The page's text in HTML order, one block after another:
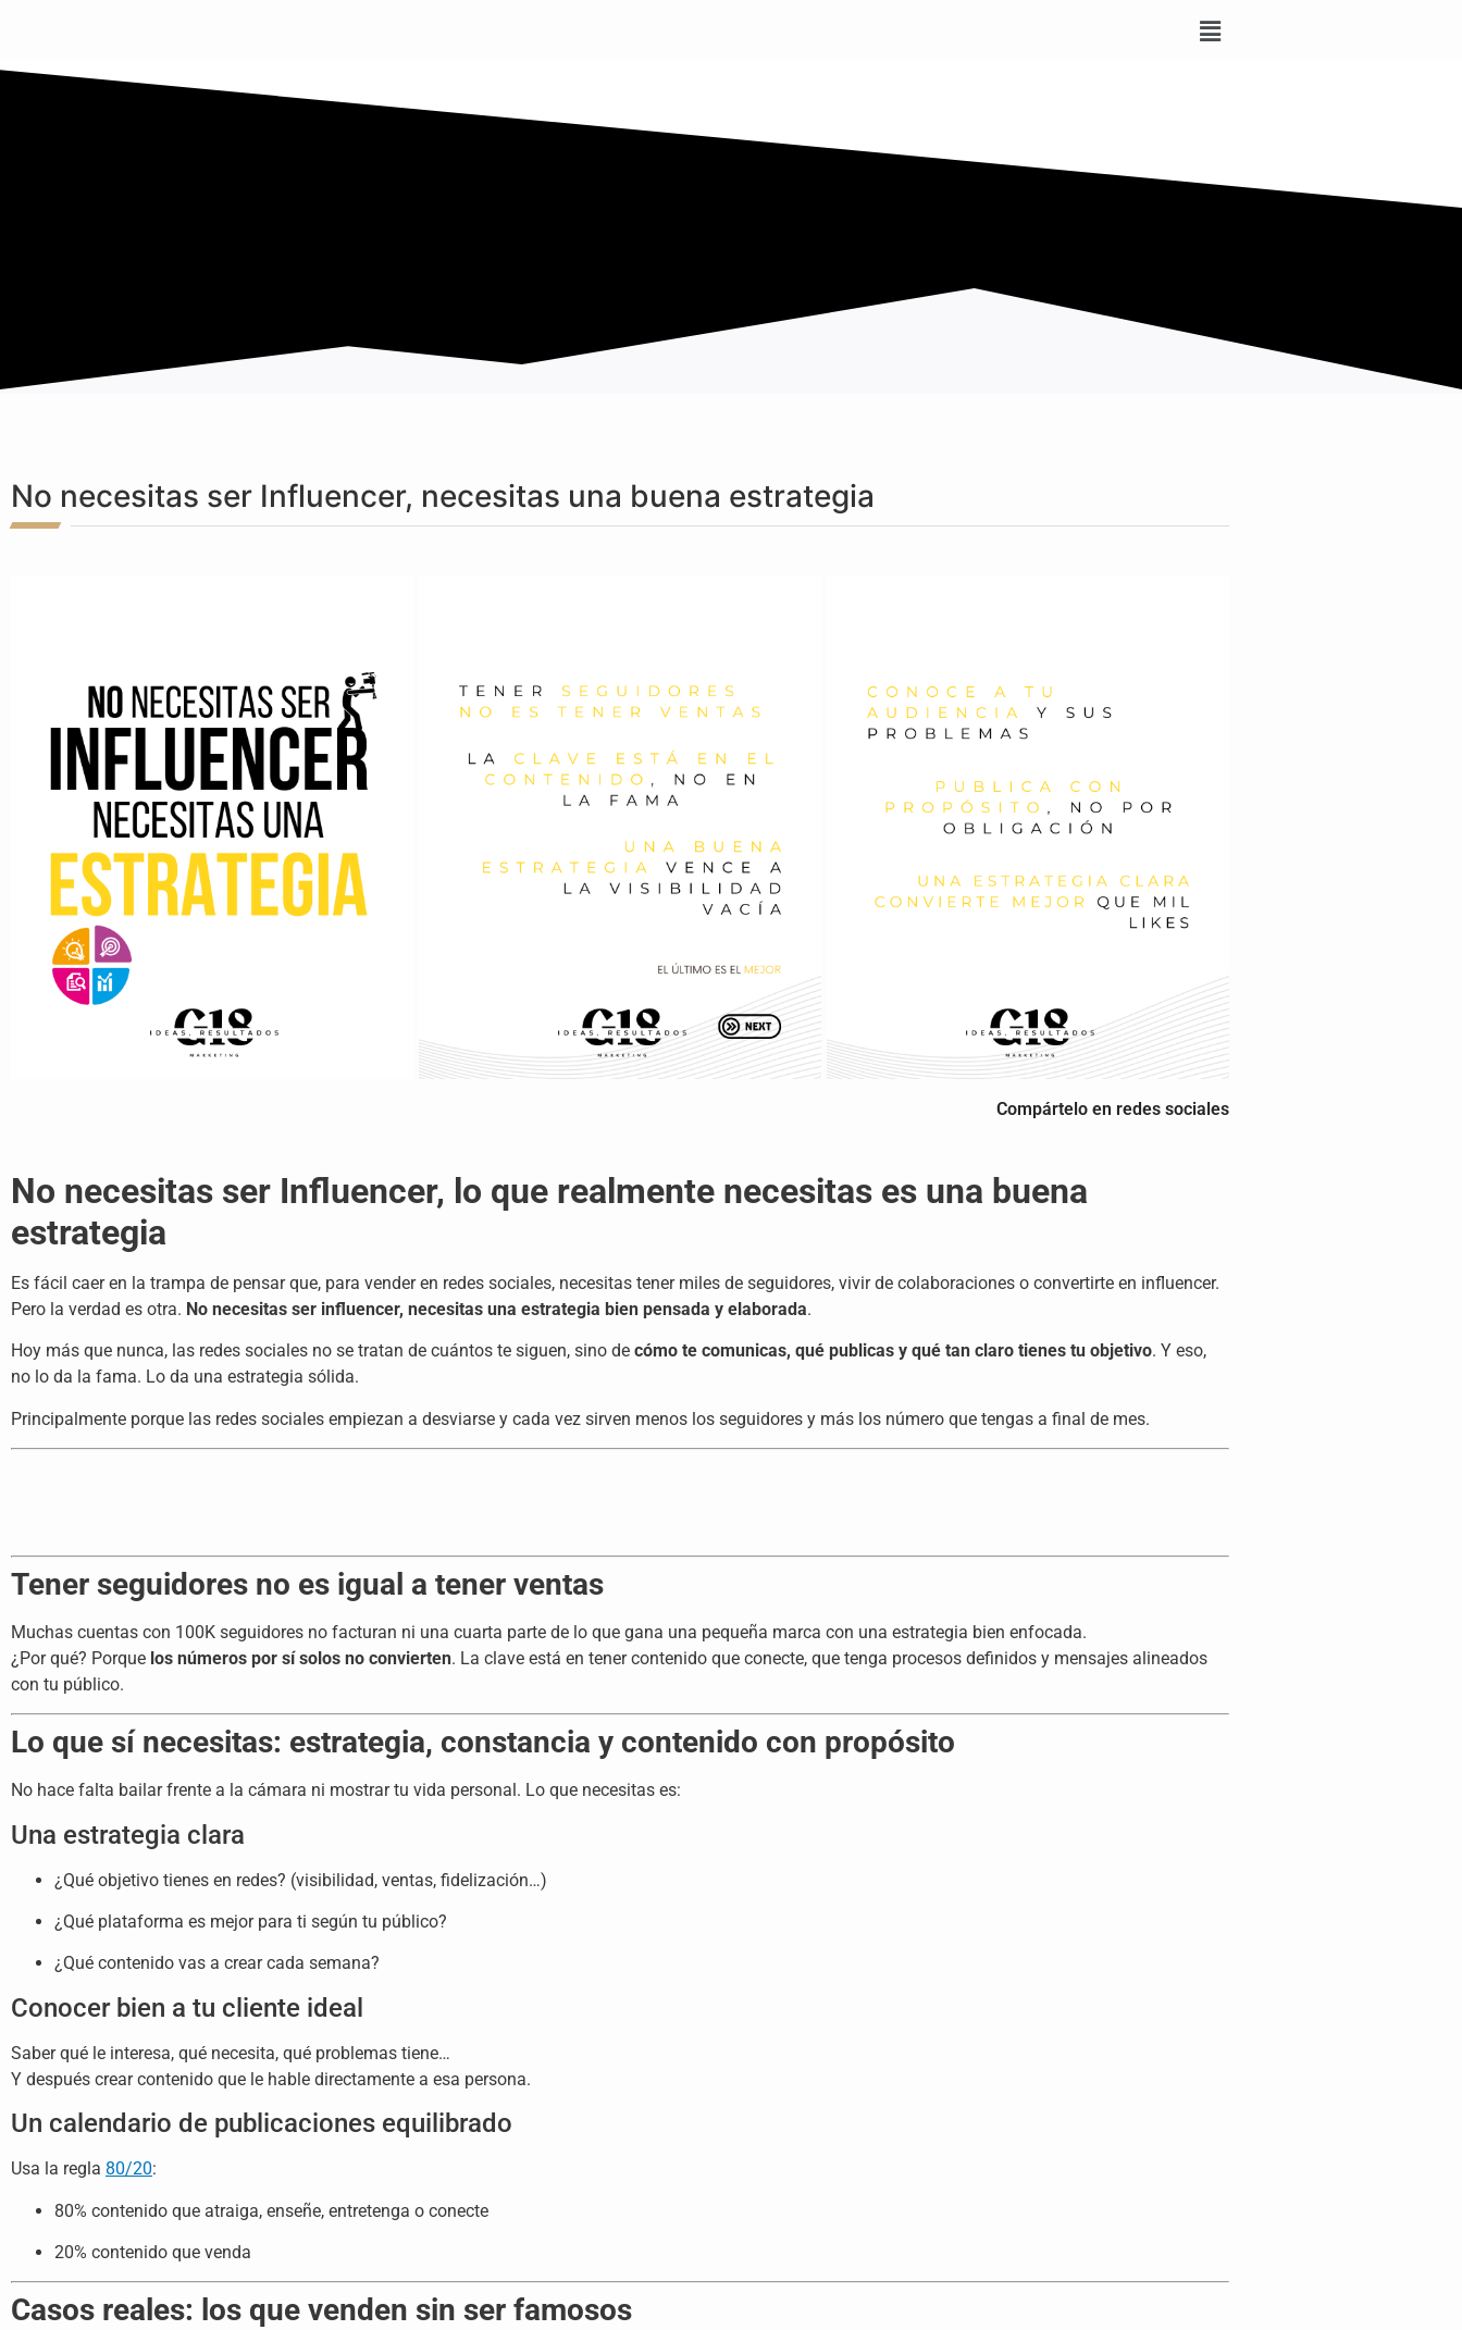
No necesitas ser Influencer, necesitas una buena estrategia
Compártelo en redes sociales
No necesitas ser Influencer, lo que realmente necesitas es una buena
estrategia
Es fácil caer en la trampa de pensar que, para vender en redes sociales, necesitas tener miles de seguidores, vivir de colaboraciones o convertirte en influencer.
Pero la verdad es otra. No necesitas ser influencer, necesitas una estrategia bien pensada y elaborada.
Hoy más que nunca, las redes sociales no se tratan de cuántos te siguen, sino de cómo te comunicas, qué publicas y qué tan claro tienes tu objetivo. Y eso,
no lo da la fama. Lo da una estrategia sólida.
Principalmente porque las redes sociales empiezan a desviarse y cada vez sirven menos los seguidores y más los número que tengas a final de mes.
Tener seguidores no es igual a tener ventas
Muchas cuentas con 100K seguidores no facturan ni una cuarta parte de lo que gana una pequeña marca con una estrategia bien enfocada.
¿Por qué? Porque los números por sí solos no convierten. La clave está en tener contenido que conecte, que tenga procesos definidos y mensajes alineados
con tu público.
Lo que sí necesitas: estrategia, constancia y contenido con propósito
No hace falta bailar frente a la cámara ni mostrar tu vida personal. Lo que necesitas es:
Una estrategia clara
¿Qué objetivo tienes en redes? (visibilidad, ventas, fidelización…)
¿Qué plataforma es mejor para ti según tu público?
¿Qué contenido vas a crear cada semana?
Conocer bien a tu cliente ideal
Saber qué le interesa, qué necesita, qué problemas tiene…
Y después crear contenido que le hable directamente a esa persona.
Un calendario de publicaciones equilibrado
Usa la regla 80/20:
80% contenido que atraiga, enseñe, entretenga o conecte
20% contenido que venda
Casos reales: los que venden sin ser famosos